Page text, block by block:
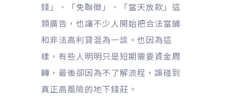
錢」、「免聯徵」、「當天放款」這
類廣告，也讓不少人開始把合法當鋪
和非法高利貸混為一談。也因為這
樣，有些人明明只是短期需要資金周
轉，最後卻因為不了解流程，誤碰到
真正高風險的地下錢莊。